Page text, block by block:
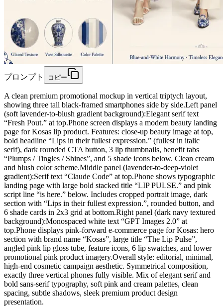
プロンプト コピー
A clean premium promotional mockup in vertical triptych layout,
showing three tall black-framed smartphones side by side.Left panel
(soft lavender-to-blush gradient background):Elegant serif text
“Fresh Pout.” at top.Phone screen displays a modern beauty landing
page for Kosas lip product. Features: close-up beauty image at top,
bold headline “Lips in their fullest expression.” (fullest in italic
serif), dark rounded CTA button, 3 lip thumbnails, benefit tabs
“Plumps / Tingles / Shines”, and 5 shade icons below. Clean cream
and blush color scheme.Middle panel (lavender-to-deep-violet
gradient):Serif text “Claude Code” at top.Phone shows typographic
landing page with large bold stacked title “LIP PULSE.” and pink
script line “is here.” below. Includes cropped portrait image, dark
section with “Lips in their fullest expression.”, rounded button, and
6 shade cards in 2x3 grid at bottom.Right panel (dark navy textured
background):Monospaced white text “GPT Images 2.0” at
top.Phone displays pink-forward e-commerce page for Kosas: hero
section with brand name “Kosas”, large title “The Lip Pulse”,
angled pink lip gloss tube, feature icons, 6 lip swatches, and lower
promotional pink product imagery.Overall style: editorial, minimal,
high-end cosmetic campaign aesthetic. Symmetrical composition,
exactly three vertical phones fully visible. Mix of elegant serif and
bold sans-serif typography, soft pink and cream palettes, clean
spacing, subtle shadows, sleek premium product design
presentation.